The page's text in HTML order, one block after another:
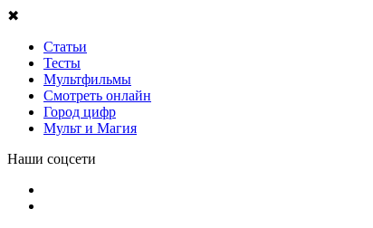
✖
Статьи
Тесты
Мультфильмы
Смотреть онлайн
Город цифр
Мульт и Магия
Наши соцсети